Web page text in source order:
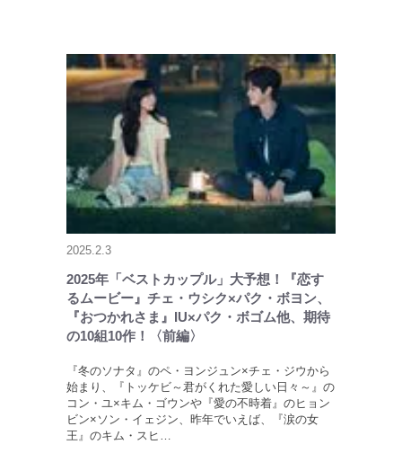
2025.2.3
2025年「ベストカップル」大予想！『恋す
るムービー』チェ・ウシク×パク・ボヨン、
『おつかれさま』IU×パク・ボゴム他、期待
の10組10作！〈前編〉
『冬のソナタ』のペ・ヨンジュン×チェ・ジウから
始まり、『トッケビ～君がくれた愛しい日々～』の
コン・ユ×キム・ゴウンや『愛の不時着』のヒョン
ビン×ソン・イェジン、昨年でいえば、『涙の女
王』のキム・スヒ…